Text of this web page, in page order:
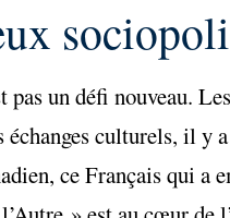
un défi nouveau.
culturels, il y
ce Français qui a